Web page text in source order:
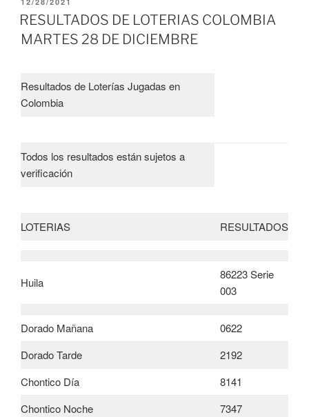
EL
RESULTADOS DE LOTERIAS COLOMBIA
MARTES 28 DE DICIEMBRE
Resultados de Loterías Jugadas en
Colombia
Todos los resultados están sujetos a
verificación
LOTERIAS RESULTADOS
Huila
86223 Serie
003
Dorado Mañana
0622
Dorado Tarde
2192
Chontico Día
8141
Chontico Noche
7347